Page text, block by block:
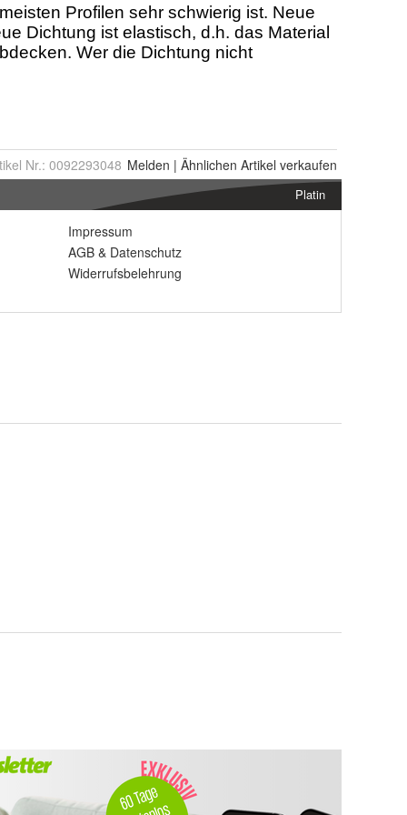
Nr.: 0092293048 Melden | Ähnlichen Artikel verkaufen
Platin
Impressum
AGB & Datenschutz
Widerrufsbelehrung